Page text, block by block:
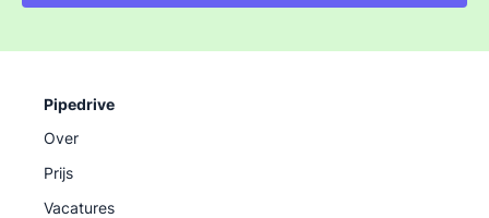
Pipedrive
Over
Prijs
Vacatures